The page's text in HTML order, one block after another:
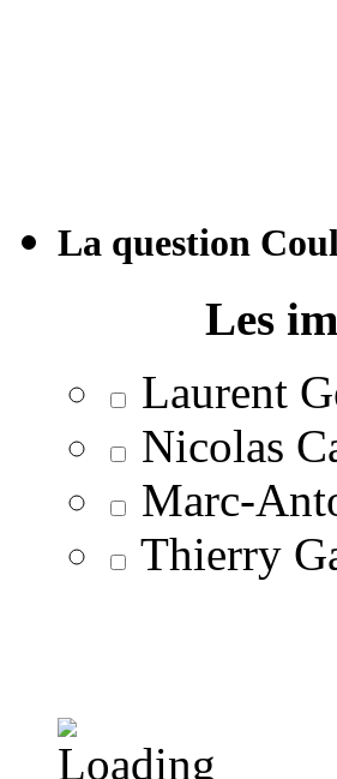
La question
Les
Laurent
Nicolas
Marc-
Thierry